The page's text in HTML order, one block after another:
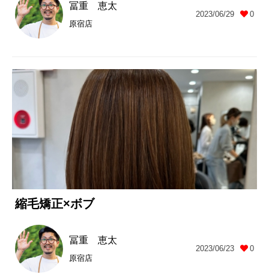
冨重 恵太
原宿店
2023/06/29 0
縮毛矯正×ボブ
冨重 恵太
原宿店
2023/06/23 0